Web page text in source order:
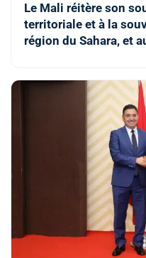
Le Mali réitère son
territoriale et à la
région du Sahara, et